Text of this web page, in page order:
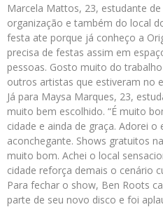
Marcela Mattos, 23, estudante
organização e também do local
festa ate porque já conheço a
precisa de festas assim em
pessoas. Gosto muito do
outros artistas que estiveram no
Já para Maysa Marques, 23,
muito bem escolhido. “É muito
cidade e ainda de graça. Adorei
aconchegante. Shows gratuitos
muito bom. Achei o local
cidade reforça demais o cenário
Para fechar o show, Ben Roots
parte de seu novo disco e foi